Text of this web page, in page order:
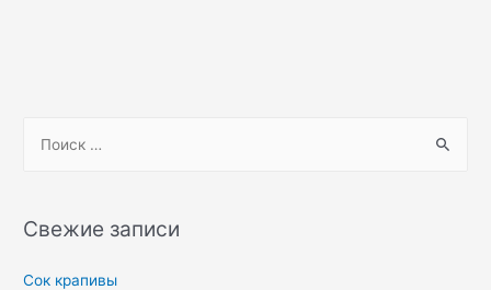
Свежие записи
Сок крапивы